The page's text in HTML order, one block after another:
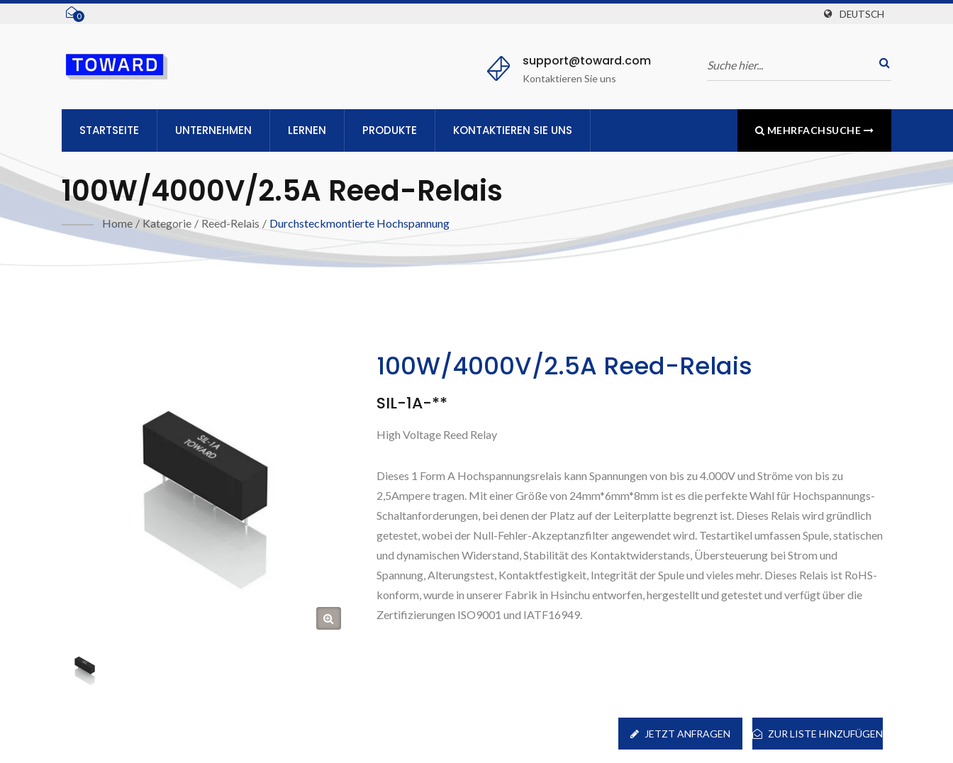
0 DEUTSCH
support@toward.com
Kontaktieren Sie uns
STARTSEITE UNTERNEHMEN LERNEN PRODUKTE KONTAKTIEREN SIE UNS MEHRFACHSUCHE
100W/4000V/2.5A Reed-Relais
Home / Kategorie / Reed-Relais / Durchsteckmontierte Hochspannung
100W/4000V/2.5A Reed-Relais
SIL-1A-**
High Voltage Reed Relay
Dieses 1 Form A Hochspannungsrelais kann Spannungen von bis zu 4.000V und Ströme von bis zu
2,5Ampere tragen. Mit einer Größe von 24mm*6mm*8mm ist es die perfekte Wahl für Hochspannungs-
Schaltanforderungen, bei denen der Platz auf der Leiterplatte begrenzt ist. Dieses Relais wird gründlich
getestet, wobei der Null-Fehler-Akzeptanzfilter angewendet wird. Testartikel umfassen Spule, statischen
und dynamischen Widerstand, Stabilität des Kontaktwiderstands, Übersteuerung bei Strom und
Spannung, Alterungstest, Kontaktfestigkeit, Integrität der Spule und vieles mehr. Dieses Relais ist RoHS-
konform, wurde in unserer Fabrik in Hsinchu entworfen, hergestellt und getestet und verfügt über die
Zertifizierungen ISO9001 und IATF16949.
ZUR LISTE HINZUFÜGEN
JETZT ANFRAGEN